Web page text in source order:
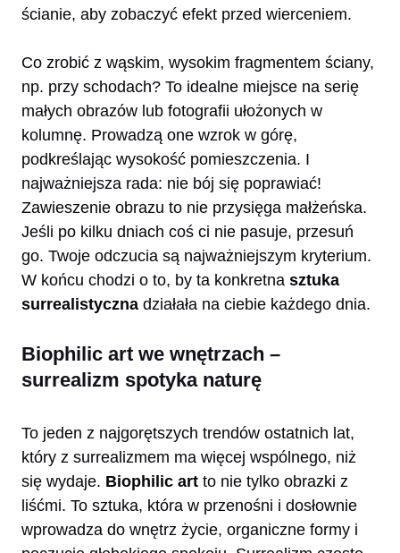
ścianie, aby zobaczyć efekt przed wierceniem.
Co zrobić z wąskim, wysokim fragmentem ściany,
np. przy schodach? To idealne miejsce na serię
małych obrazów lub fotografii ułożonych w
kolumnę. Prowadzą one wzrok w górę,
podkreślając wysokość pomieszczenia. I
najważniejsza rada: nie bój się poprawiać!
Zawieszenie obrazu to nie przysięga małżeńska.
Jeśli po kilku dniach coś ci nie pasuje, przesuń
go. Twoje odczucia są najważniejszym kryterium.
W końcu chodzi o to, by ta konkretna sztuka
surrealistyczna działała na ciebie każdego dnia.
Biophilic art we wnętrzach –
surrealizm spotyka naturę
To jeden z najgorętszych trendów ostatnich lat,
który z surrealizmem ma więcej wspólnego, niż
się wydaje. Biophilic art to nie tylko obrazki z
liśćmi. To sztuka, która w przenośni i dosłownie
wprowadza do wnętrz życie, organiczne formy i